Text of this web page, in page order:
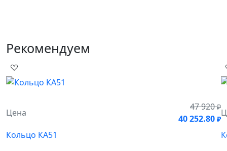
Рекомендуем
Цена
47 920₽
40 252.80 ₽
Кольцо КА51